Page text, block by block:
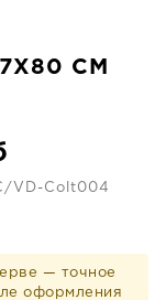
CM
VD-Colt004
— точное
оформления